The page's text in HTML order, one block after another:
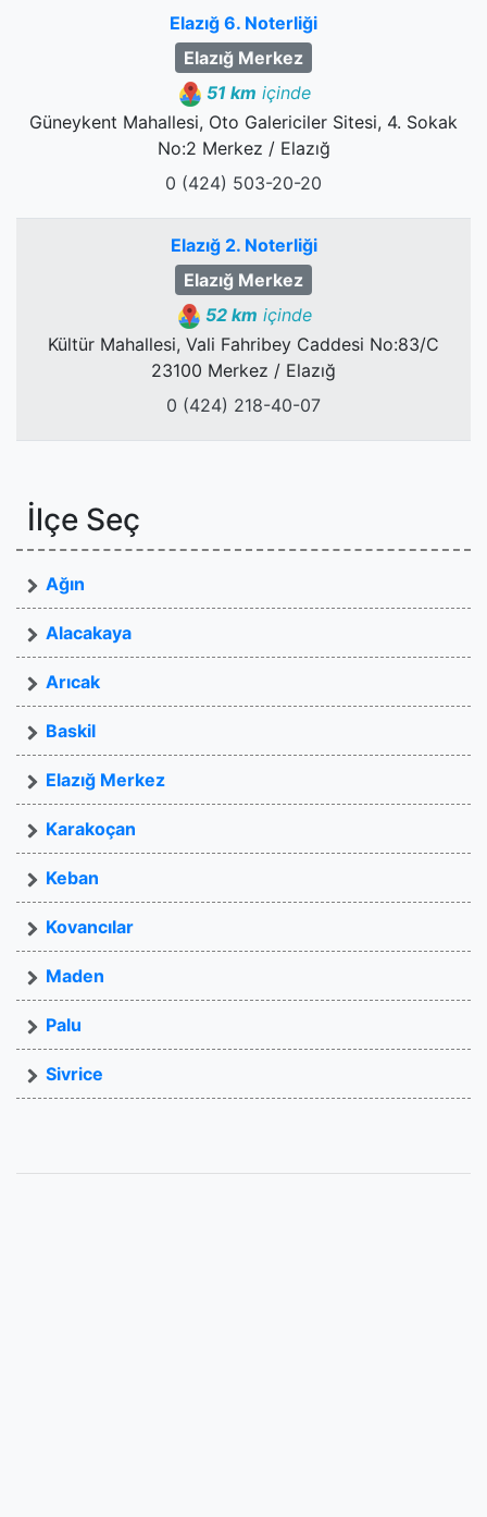
Elazığ 6. Noterliği
Elazığ Merkez
51 km içinde
Güneykent Mahallesi, Oto Galericiler Sitesi, 4. Sokak
No:2 Merkez / Elazığ
0 (424) 503-20-20
Elazığ 2. Noterliği
Elazığ Merkez
52 km içinde
Kültür Mahallesi, Vali Fahribey Caddesi No:83/C
23100 Merkez / Elazığ
0 (424) 218-40-07
İlçe Seç
Ağın
Alacakaya
Arıcak
Baskil
Elazığ Merkez
Karakoçan
Keban
Kovancılar
Maden
Palu
Sivrice